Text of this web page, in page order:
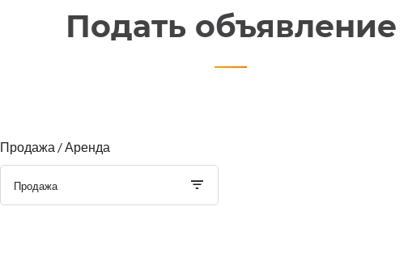
Подать объявление
Продажа / Аренда
Продажа